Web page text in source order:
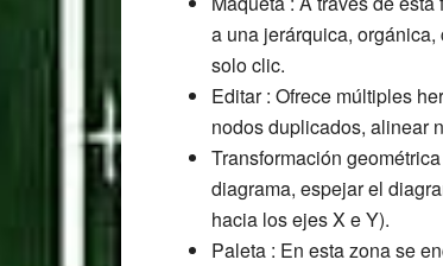
a una jerárquica,
solo clic.
Editar : Ofrece múltiples
nodos duplicados, alinear
Transformación
diagrama, espejar el
hacia los ejes X e Y).
Paleta : En esta zona se